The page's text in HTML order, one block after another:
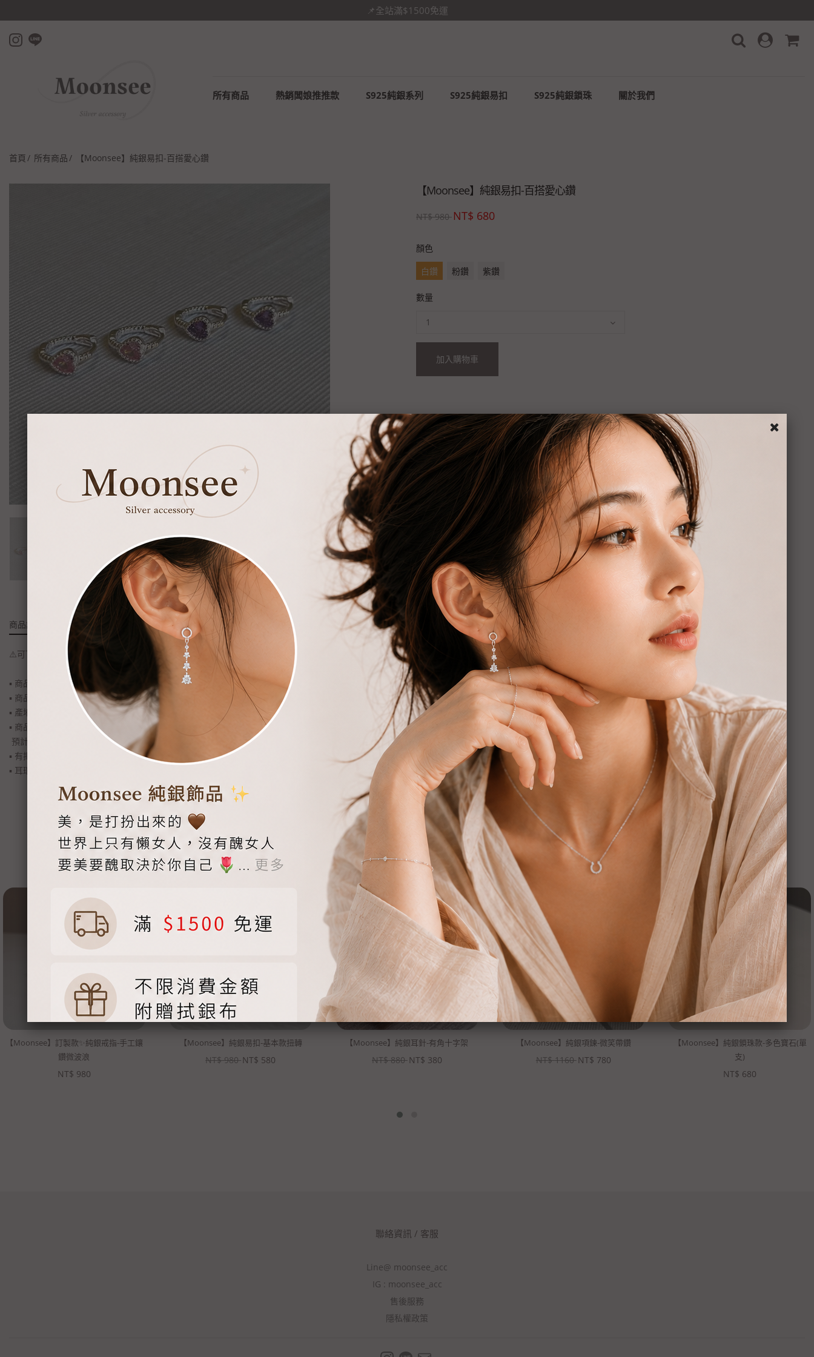
你未必光芒萬丈，但你溫暖有光✨
所有商品 熱銷闆娘推推款 S925純銀系列 S925純銀易扣 S925純銀鎖珠 關於我們
首頁 所有商品 【Moonsee】純銀易扣-百搭愛心鑽
【Moonsee】純銀易扣-百搭愛心鑽
NT$ 980 NT$ 680
顏色
白鑽
粉鑽 紫鑽
數量
加入購物車
商品詳情
⚠️可下單商品皆為現貨！現貨下標3-5工作天可收到。
▪ 商品名稱: 純銀-易扣愛心寶石(對)
▪ 商品材質: s925純銀
▪ 產地: 韓國
▪ 商品貨況: 賣場為現貨制度，下標後2-4工作天內出貨。
預計3-5天送達。
▪ 有把耳針款改成耳夾式需求的客人，下標時請務必備註改夾唷！
▪ 耳環改夾、飾品長度調整等等...均屬於客製化服務範圍，不適用於七天鑑賞期規範，謝謝！
你可能會喜歡
【Moonsee】訂製款✨純銀戒指-手工鑲
鑽微波浪
NT$ 980
【Moonsee】純銀易扣-基本款扭轉
NT$ 980 NT$ 580
【Moonsee】純銀耳針-有角十字架
NT$ 880 NT$ 380
【Moonsee】純銀項鍊-微笑帶鑽
NT$ 1160 NT$ 780
【Moonsee】純銀鎖珠款-多色寶石(單
支)
NT$ 680
聯絡資訊 / 客服
Line@ moonsee_acc
IG : moonsee_acc
售後服務
隱私權政策